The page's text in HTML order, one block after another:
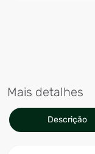
Mais detalhes
Descrição